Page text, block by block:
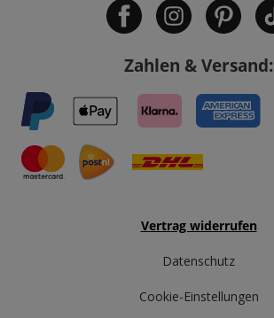
Zahlen & Versand:
Vertrag widerrufen
Datenschutz
Cookie-Einstellungen